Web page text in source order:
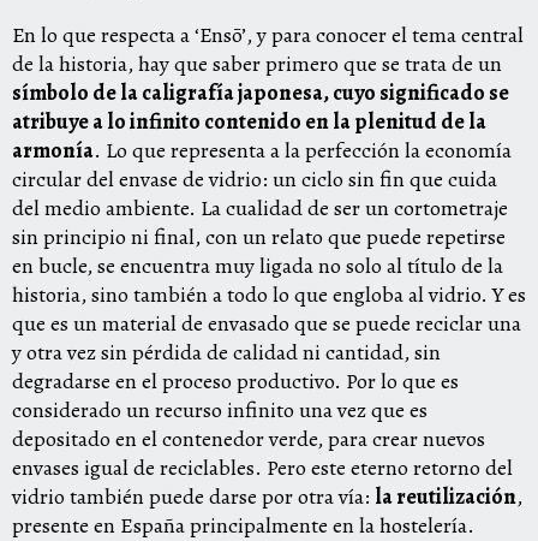
En lo que respecta a ‘Ensō’, y para conocer el tema central
de la historia, hay que saber primero que se trata de un
símbolo de la caligrafía japonesa, cuyo significado se
atribuye a lo infinito contenido en la plenitud de la
armonía. Lo que representa a la perfección la economía
circular del envase de vidrio: un ciclo sin fin que cuida
del medio ambiente. La cualidad de ser un cortometraje
sin principio ni final, con un relato que puede repetirse
en bucle, se encuentra muy ligada no solo al título de la
historia, sino también a todo lo que engloba al vidrio. Y es
que es un material de envasado que se puede reciclar una
y otra vez sin pérdida de calidad ni cantidad, sin
degradarse en el proceso productivo. Por lo que es
considerado un recurso infinito una vez que es
depositado en el contenedor verde, para crear nuevos
envases igual de reciclables. Pero este eterno retorno del
vidrio también puede darse por otra vía: la reutilización,
presente en España principalmente en la hostelería.